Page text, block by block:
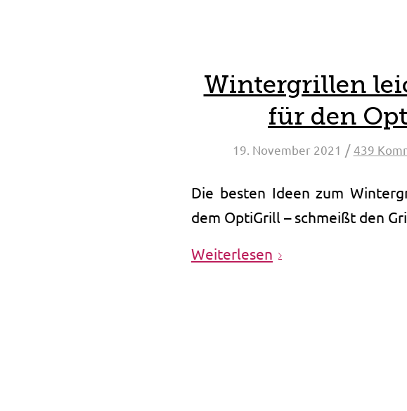
Wintergrillen
für den
19. November 2021 / 439
Die besten Ideen zum
dem OptiGrill – schmeißt den
Weiterlesen